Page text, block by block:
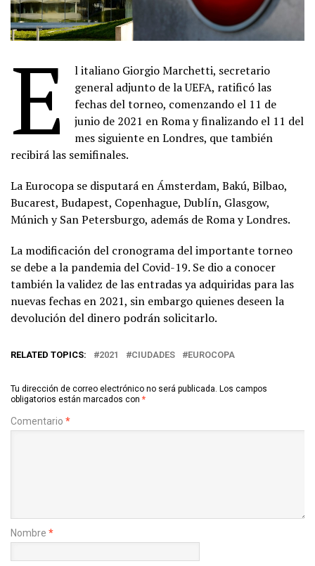
E
l italiano Giorgio Marchetti, secretario
general adjunto de la UEFA, ratificó las
fechas del torneo, comenzando el 11 de
junio de 2021 en Roma y finalizando el 11 del
mes siguiente en Londres, que también
recibirá las semifinales.
La Eurocopa se disputará en Ámsterdam, Bakú, Bilbao,
Bucarest, Budapest, Copenhague, Dublín, Glasgow,
Múnich y San Petersburgo, además de Roma y Londres.
La modificación del cronograma del importante torneo
se debe a la pandemia del Covid-19. Se dio a conocer
también la validez de las entradas ya adquiridas para las
nuevas fechas en 2021, sin embargo quienes deseen la
devolución del dinero podrán solicitarlo.
RELATED TOPICS: 2021 CIUDADES EUROCOPA
Tu dirección de correo electrónico no será publicada. Los campos
obligatorios están marcados con *
Comentario *
Nombre *